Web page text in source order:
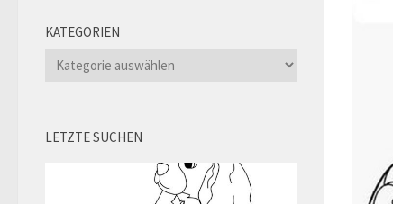
KATEGORIEN
Kategorien
LETZTE SUCHEN